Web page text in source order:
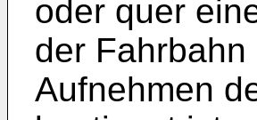
oder quer
der
Aufnehmen